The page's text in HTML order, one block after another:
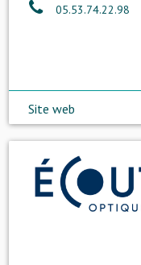
05.53.74.22.98
Site web